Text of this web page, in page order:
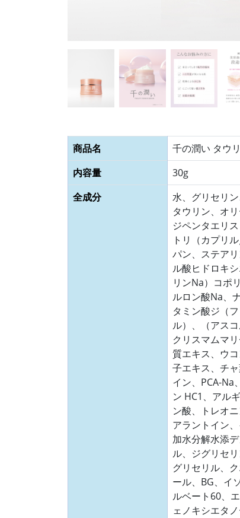
商品名
千の潤い タウ
内容量
30g
全成分
水、グリセリ
タウリン、オ
ジペンタエリ
トリ（カプリ
パン、ステア
ル酸ヒドロキ
リンNa）コポ
ルロン酸Na、
タミン酸ジ（
ル）、（アス
クリスマムマ
質エキス、ウ
子エキス、チ
イン、PCA-Na
ン HC1、アル
ン酸、トレオ
アラントイン
加水分解水添
ル、ジグリセ
グリセリル、
ール、BG、イ
ルベート60、
ェノキシエタ